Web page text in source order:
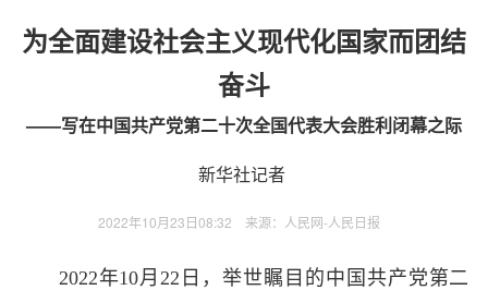
为全面建设社会主义现代化国家而团结
奋斗
——写在中国共产党第二十次全国代表大会胜利闭幕之际
新华社记者
2022年10月23日08:32 来源： 人民网-人民日报
2022年10月22日，举世瞩目的中国共产党第二